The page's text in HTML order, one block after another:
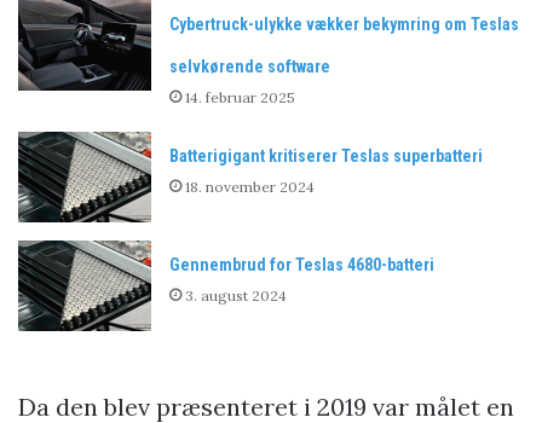
Cybertruck-ulykke vækker bekymring om Teslas
selvkørende software
14. februar 2025
Batterigigant kritiserer Teslas superbatteri
18. november 2024
Gennembrud for Teslas 4680-batteri
3. august 2024
Da den blev præsenteret i 2019 var målet en